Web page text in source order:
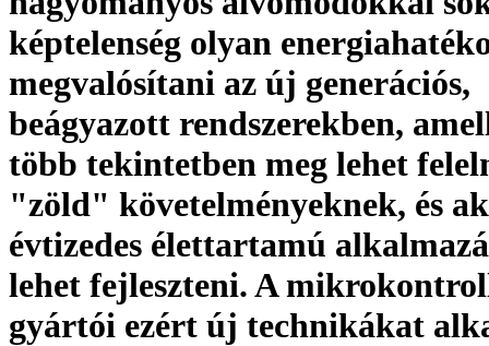
képtelenség olyan
megvalósítani az új generációs,
beágyazott rendszerekben,
több tekintetben meg lehet
"zöld" követelményeknek, és
évtizedes élettartamú
lehet fejleszteni. A
gyártói ezért új technikákat